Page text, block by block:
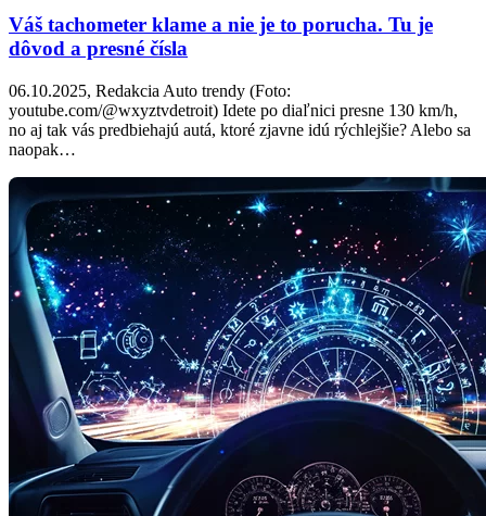
Váš tachometer klame a nie je to porucha. Tu je
dôvod a presné čísla
06.10.2025, Redakcia Auto trendy (Foto:
youtube.com/@wxyztvdetroit) Idete po diaľnici presne 130 km/h,
no aj tak vás predbiehajú autá, ktoré zjavne idú rýchlejšie? Alebo sa
naopak…